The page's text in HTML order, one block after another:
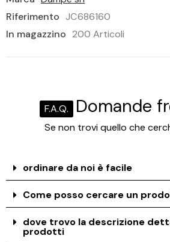
Riferimento JC686160
In magazzino 200 Articoli
F.A.Q. Domande
Se non trovi quello che
ordinare da noi è facile
Come posso cercare un
dove trovo la descrizione
prodotti